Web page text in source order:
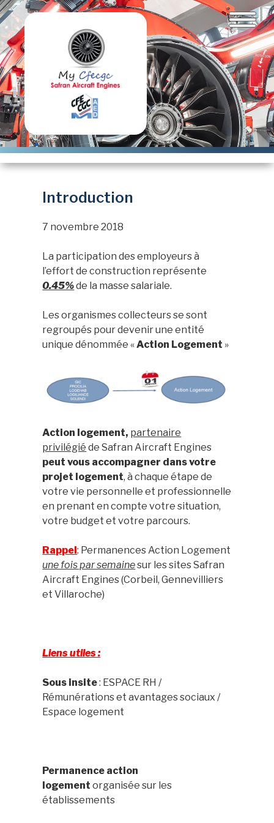
Aller
au
contenu
principal
Introduction
7 novembre 2018
La participation des employeurs à
l’effort de construction représente
0.45%de la masse salariale.
Les organismes collecteurs se sont
regroupés pour devenir une entité
unique dénommée «Action Logement »
Action logement, partenaire
privilégié de Safran Aircraft Engines
peut vous accompagner dans votre
projet logement, à chaque étape de
votre vie personnelle et professionnelle
en prenant en compte votre situation,
votre budget et votre parcours.
Rappel: Permanences Action Logement
une fois par semainesur les sites Safran
Aircraft Engines (Corbeil, Gennevilliers
et Villaroche)
Liens utiles :
Sous insite: ESPACE RH /
Rémunérations et avantages sociaux /
Espace logement
Permanence action
logement organisée sur les
établissements